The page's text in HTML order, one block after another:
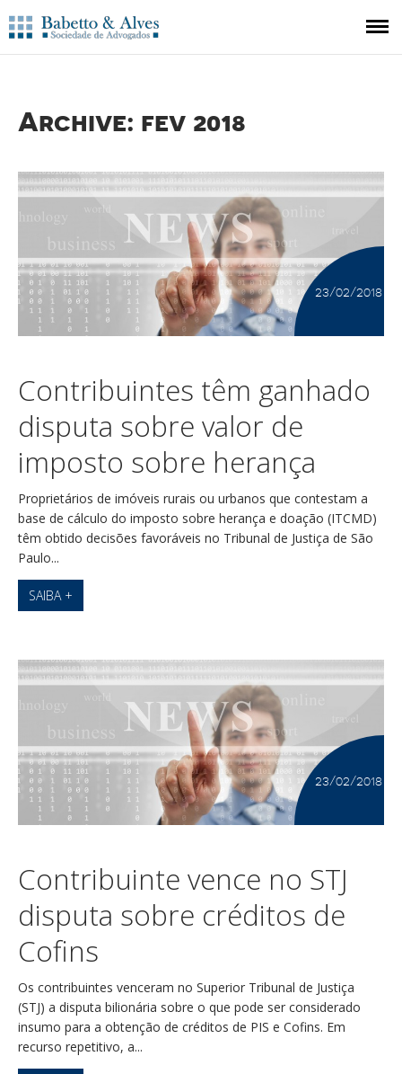
O ESCRITÓRIO
ÁREAS DE ATUAÇÃO
CONTATO
Archive: fev 2018
23/02/2018
Contribuintes têm ganhado
disputa sobre valor de
imposto sobre herança
Proprietários de imóveis rurais ou urbanos que contestam a
base de cálculo do imposto sobre herança e doação (ITCMD)
têm obtido decisões favoráveis no Tribunal de Justiça de São
Paulo...
SAIBA +
23/02/2018
Contribuinte vence no STJ
disputa sobre créditos de
Cofins
Os contribuintes venceram no Superior Tribunal de Justiça
(STJ) a disputa bilionária sobre o que pode ser considerado
insumo para a obtenção de créditos de PIS e Cofins. Em
recurso repetitivo, a...